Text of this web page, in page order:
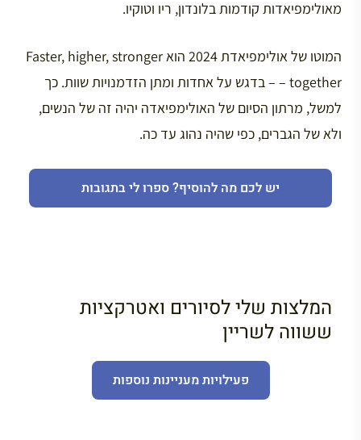
מאולימפיאדות קודמות בלונדון, ריו וטוקיו.
המוטו של אולימפיאדת 2024 הוא Faster, higher, stronger
– together – בדגש על אחדות ומתן הזדמנויות שוות. כך
למשל, מרתון הסיום של האולימפיאדה יהיה זה של הנשים,
ולא של הגברים, כפי שהיה נהוג עד כה.
יש לכם מה להוסיף? ספרו לי בתגובות
המלצות שלי לסיורים ואטרקציות
ששווה לשריין
פעילויות מעניינות נוספות